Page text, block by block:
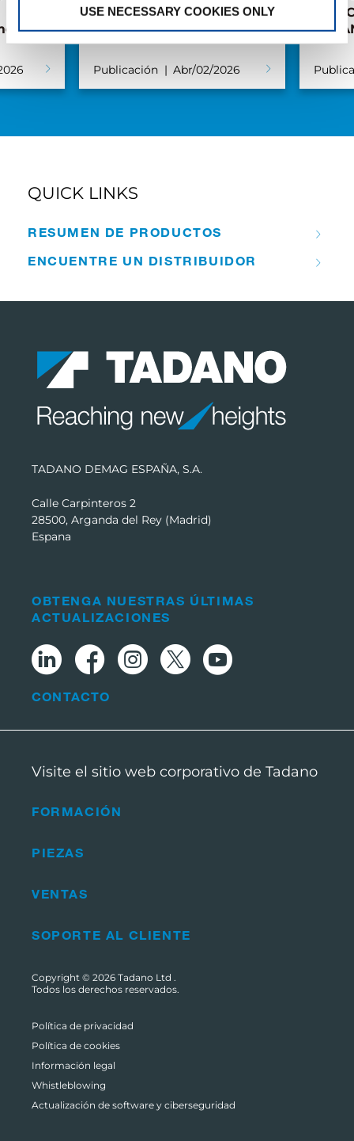
USE NECESSARY COOKIES ONLY
Publicación Abr/02/2026
DIRECTOR
TADANO
Publicación
QUICK LINKS
RESUMEN DE PRODUCTOS
ENCUENTRE UN DISTRIBUIDOR
TADANO DEMAG ESPAÑA, S.A.
Calle Carpinteros 2
28500, Arganda del Rey (Madrid)
Espana
FORMACIÓN
PIEZAS
VENTAS
SOPORTE AL CLIENTE
OBTENGA NUESTRAS ÚLTIMAS
ACTUALIZACIONES
CONTACTO
Visite el sitio web corporativo de Tadano
Copyright © 2026 Tadano Ltd .
Todos los derechos reservados.
Política de privacidad
Política de cookies
Información legal
Whistleblowing
Actualización de software y ciberseguridad